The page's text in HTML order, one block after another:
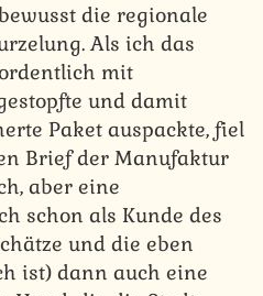
die regionale
Als ich das
mit
und damit
Paket auspackte, fiel
Brief der Manufaktur
aber eine
schon als Kunde des
und die eben
ist) dann auch eine